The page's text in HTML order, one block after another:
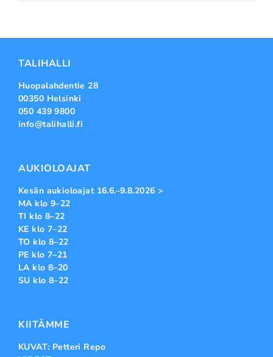
TALIHALLI
Huopalahdentie 28
00350 Helsinki
050 439 9800
info@talihalli.fi
AUKIOLOAJAT
Kesän aukioloajat 16.6.–9.8.2026 >
MA klo 9–22
TI klo 8–22
KE klo 7–22
TO klo 8–22
PE klo 7–21
LA klo 8–20
SU klo 8–22
KIITÄMME
KUVAT: Petteri Repo